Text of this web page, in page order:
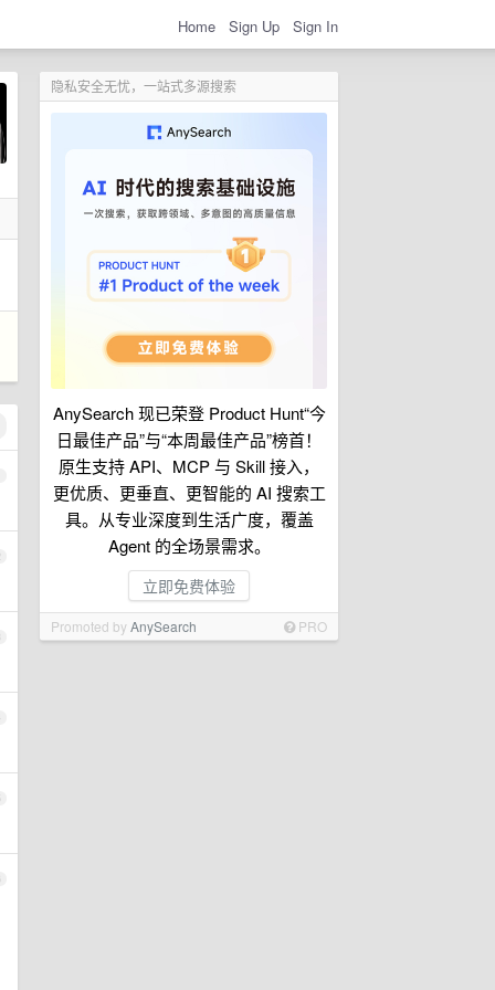
Home Sign Up Sign In
隐私安全无忧，一站式多源搜索
AnySearch 现已荣登 Product Hunt“今
日最佳产品”与“本周最佳产品”榜首！
原生支持 API、MCP 与 Skill 接入，
更优质、更垂直、更智能的 AI 搜索工
具。从专业深度到生活广度，覆盖
Agent 的全场景需求。
立即免费体验
Promoted byAnySearch PRO